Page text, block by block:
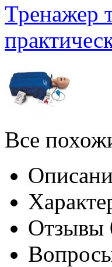
Тренажер
Все
Отзывы